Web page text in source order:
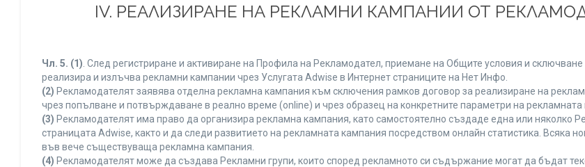
IV. РЕАЛИЗИРАНЕ НА РЕКЛАМНИ КАМПАНИИ ОТ
Чл. 5. (1) . След регистриране и активиране на Профила на Рекламодател, приемане на Общите условия и
реализира и излъчва рекламни кампании чрез Услугата Adwise в Интернет страниците на Нет Инфо.
(2) Рекламодателят заявява отделна рекламна кампания към сключения рамков договор за реализиране на
чрез попълване и потвърждаване в реално време (online) и чрез образец на конкретните параметри на рекламната
(3) Рекламодателят има право да организира рекламна кампания, като самостоятелно създаде една или няколко
страницата Adwise, както и да следи развитието на рекламната кампания посредством онлайн статистика.
във вече съществуваща рекламна кампания.
(4) Рекламодателят може да създава Рекламни групи, които според рекламното си съдържание могат да бъдат